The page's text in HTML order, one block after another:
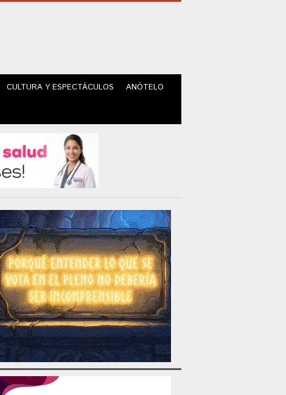
CULTURA Y ESPECTÁCULOS ANÓTELO